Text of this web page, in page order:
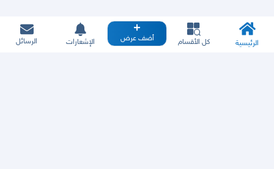
الرئيسية كل الأقسام أضف عرض الإشعارات الرسائل